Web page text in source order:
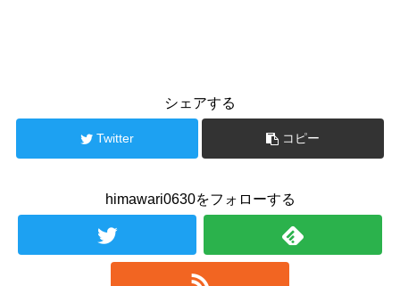
シェアする
Twitter コピー
himawari0630をフォローする